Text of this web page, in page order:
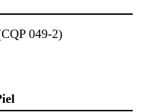
049-2)